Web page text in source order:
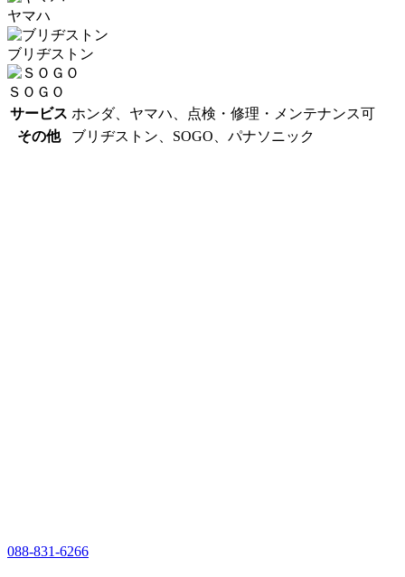
ヤマハ
ブリヂストン
ＳＯＧＯ
サービス ホンダ、ヤマハ、点検・修理・メンテナンス可
その他
ブリヂストン、SOGO、パナソニック
088-831-6266